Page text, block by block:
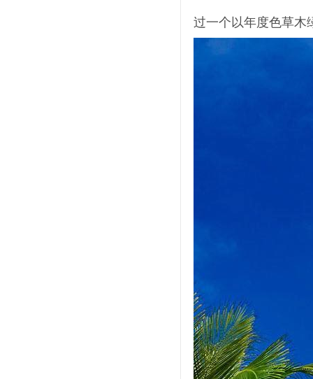
过一个以年度色草木